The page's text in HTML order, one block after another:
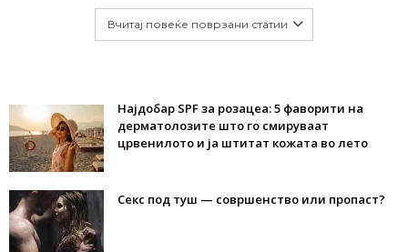
Вчитај повеќе поврзани статии
Најдобар SPF за розацеа: 5 фаворити на
дерматолозите што го смируваат
црвенилото и ја штитат кожата во лето
Секс под туш — совршенство или пропаст?